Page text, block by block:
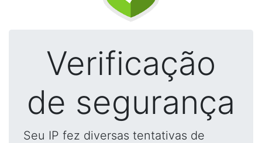
Verificação
de segurança
Seu IP fez diversas tentativas de